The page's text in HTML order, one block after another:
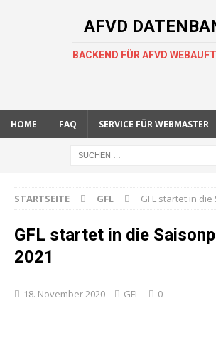
AFVD
BACKEND FÜR AFVD
HOME FAQ SERVICE FÜR WEBMASTER
STARTSEITE GFL GFL startet in
GFL startet in die
2021
18. November 2020 GFL 0